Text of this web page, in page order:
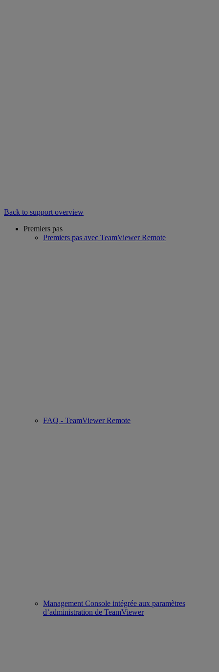
Back to support overview
Premiers pas
Premiers pas avec TeamViewer Remote
FAQ - TeamViewer Remote
Management Console intégrée aux paramètres
d’administration de TeamViewer